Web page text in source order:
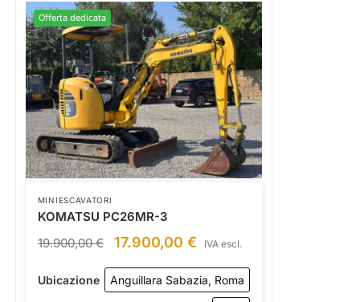
Offerta dedicata
MINIESCAVATORI
KOMATSU PC26MR-3
19.900,00€ 17.900,00 € IVA escl.
Ubicazione Anguillara Sabazia, Roma